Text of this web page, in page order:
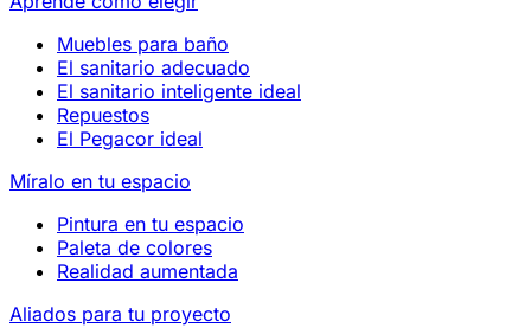
Muebles para baño
El sanitario adecuado
El sanitario inteligente ideal
Repuestos
El Pegacor ideal
Míralo en tu espacio
Pintura en tu espacio
Paleta de colores
Realidad aumentada
Aliados para tu proyecto